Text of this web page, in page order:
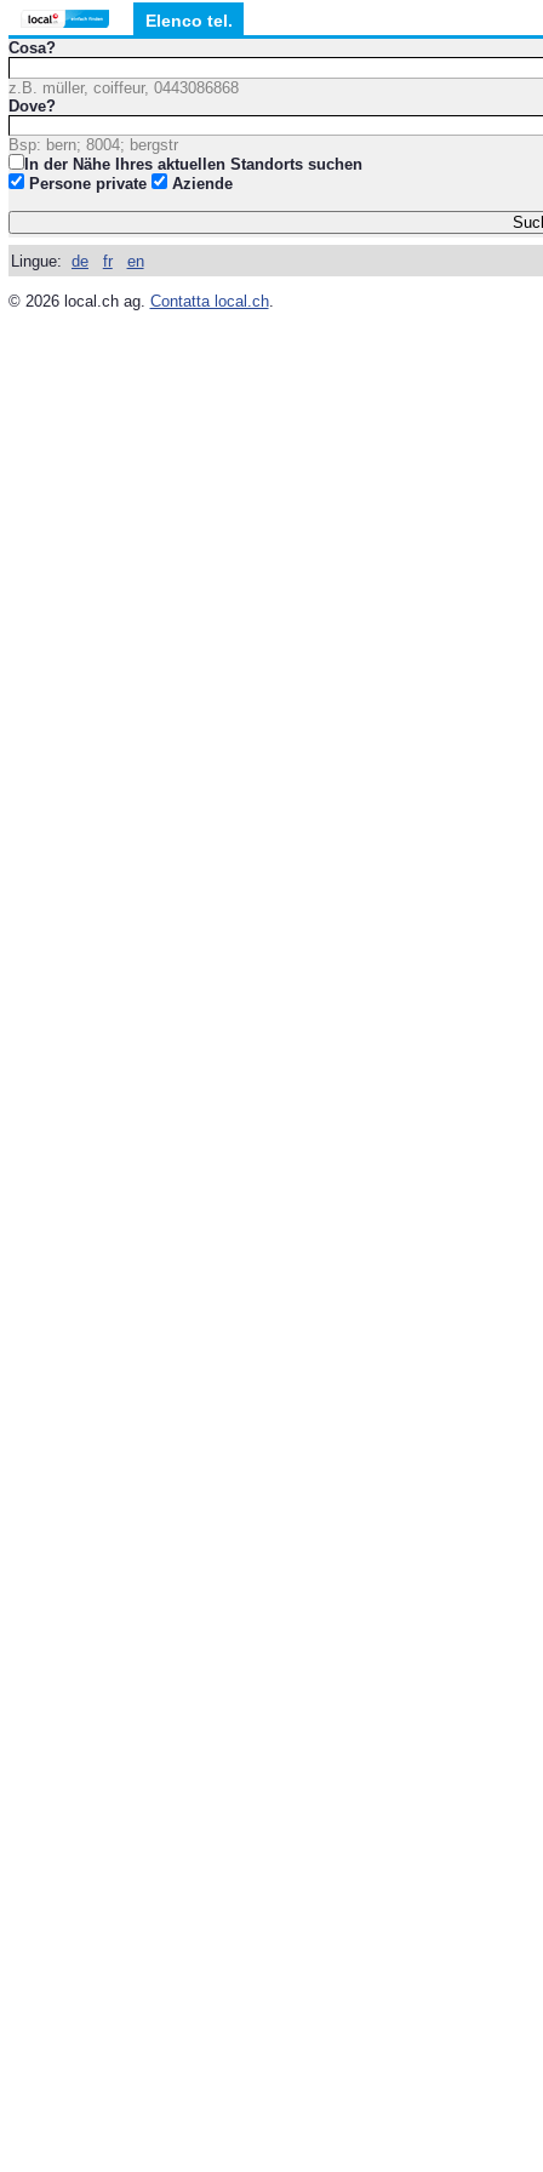
Elenco tel.
Cosa?
z.B. müller, coiffeur, 0443086868
Dove?
Bsp: bern; 8004; bergstr
In der Nähe Ihres aktuellen Standorts suchen
Persone private
Aziende
Lingue: de fr en
© 2026 local.ch ag. Contatta local.ch.